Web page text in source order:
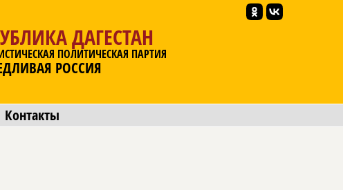
ДАГЕСТАН
ПОЛИТИЧЕСКАЯ ПАРТИЯ
РОССИЯ
Контакты